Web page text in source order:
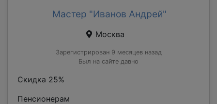
Мастер "Иванов Андрей"
Москва
Зарегистрирован 9 месяцев назад
Был на сайте давно
Скидка 25%
Пенсионерам